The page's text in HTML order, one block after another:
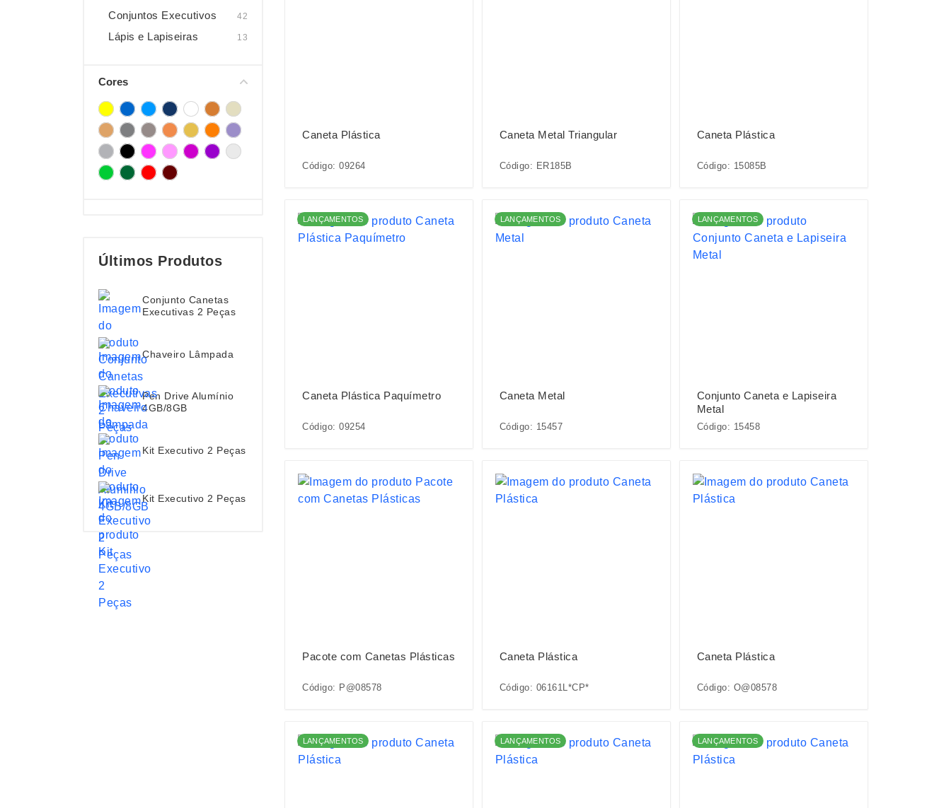
Conjuntos Executivos 42
Lápis e Lapiseiras 13
Cores
Últimos Produtos
Conjunto Canetas
Executivas 2 Peças
Chaveiro Lâmpada
Pen Drive Alumínio
4GB/8GB
Kit Executivo 2 Peças
Kit Executivo 2 Peças
Caneta Plástica
Código: 09264
Caneta Metal Triangular
Código: ER185B
Caneta Plástica
Código: 15085B
LANÇAMENTOS
Caneta Plástica Paquímetro
Código: 09254
LANÇAMENTOS
Caneta Metal
Código: 15457
LANÇAMENTOS
Conjunto Caneta e Lapiseira
Metal
Código: 15458
Pacote com Canetas Plásticas
Código: P@08578
Caneta Plástica
Código: 06161L*CP*
Caneta Plástica
Código: O@08578
LANÇAMENTOS LANÇAMENTOS LANÇAMENTOS